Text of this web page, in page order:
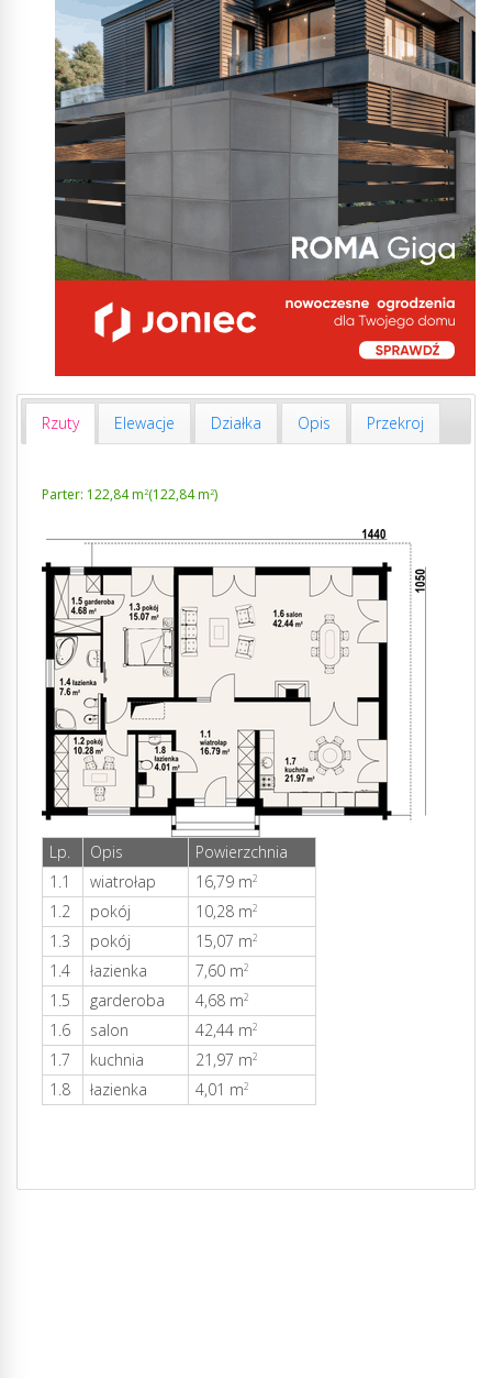
Rzuty Elewacje Działka Opis Przekroj
Parter: 122,84 m2(122,84 m2)
Lp. Opis
Powierzchnia
1.1
wiatrołap 16,79 m2
1.2 pokój 10,28 m2
1.3 pokój 15,07 m2
1.4 łazienka 7,60 m2
1.5 garderoba 4,68 m2
1.6 salon 42,44 m2
1.7 kuchnia 21,97 m2
1.8 łazienka 4,01 m2